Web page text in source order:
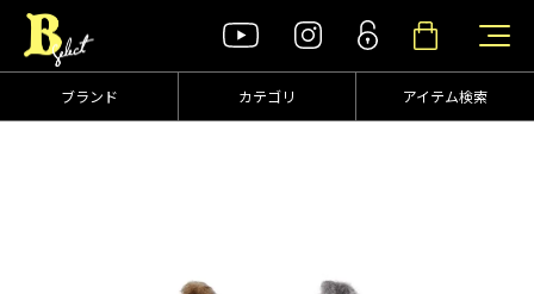
ブランド カテゴリ アイテム検索